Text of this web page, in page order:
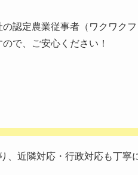
認定農業従事者（ワクワク
で、ご安心ください！
、近隣対応・行政対応も丁寧